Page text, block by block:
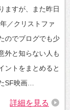
ますが、また昨日
／クリストファ
のでブログでも少
外と知らない人も
ントをまとめると
SF映画…
詳細を見る